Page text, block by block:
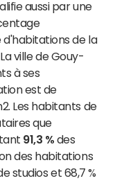
aussi par une
d'habitations de la
ville de Gouy-
à ses
est de
Les habitants de
que
91,3 % des
des habitations
studios et 68,7 %